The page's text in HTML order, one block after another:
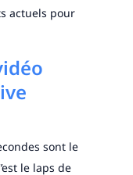
actuels pour
sont le
le laps de